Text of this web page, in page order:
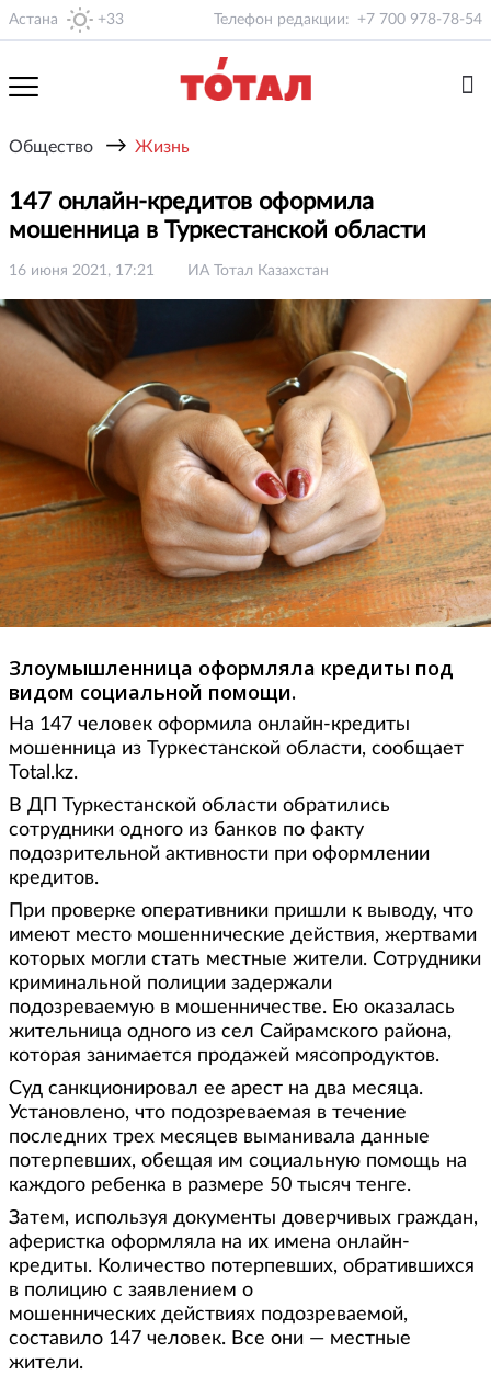
Астана +33 Телефон редакции: +7 700 978-78-54
Общество → Жизнь
147 онлайн-кредитов оформила
мошенница в Туркестанской области
16 июня 2021, 17:21 ИА Тотал Казахстан
Злоумышленница оформляла кредиты под
видом социальной помощи.
На 147 человек оформила онлайн-кредиты
мошенница из Туркестанской области, сообщает
Total.kz.
В ДП Туркестанской области обратились
сотрудники одного из банков по факту
подозрительной активности при оформлении
кредитов.
При проверке оперативники пришли к выводу, что
имеют место мошеннические действия, жертвами
которых могли стать местные жители. Сотрудники
криминальной полиции задержали
подозреваемую в мошенничестве. Ею оказалась
жительница одного из сел Сайрамского района,
которая занимается продажей мясопродуктов.
Суд санкционировал ее арест на два месяца.
Установлено, что подозреваемая в течение
последних трех месяцев выманивала данные
потерпевших, обещая им социальную помощь на
каждого ребенка в размере 50 тысяч тенге.
Затем, используя документы доверчивых граждан,
аферистка оформляла на их имена онлайн-
кредиты. Количество потерпевших, обратившихся
в полицию с заявлением о
мошеннических действиях подозреваемой,
составило 147 человек. Все они — местные
жители.